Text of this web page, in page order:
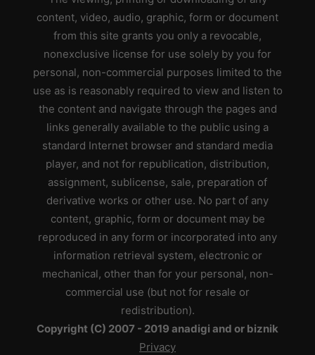
content, video, audio, graphic, form or document
from this site grants you only a revocable,
nonexclusive license for use solely by you for
personal, non-commercial purposes limited to the
use as is reasonably required to view and listen to
the content and navigate through the pages and
links generally available to the public using a
standard Internet browser and standard media
player, and not for republication, distribution,
assignment, sublicense, sale, preparation of
derivative works or other use. No part of any
content, graphic, form or document may be
reproduced in any form or incorporated into any
information retrieval system, electronic or
mechanical, other than for your personal, non-
commercial use (but not for resale or
redistribution).
Copyright (C) 2007 - 2019 anadigi and or biznik
Privacy